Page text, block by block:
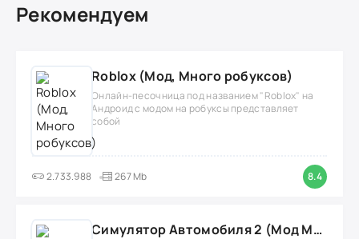
Рекомендуем
Roblox (Мод, Много робуксов)
Онлайн-песочница под названием "Roblox" на
Андроид с модом на робуксы представляет
собой
2.733.988 267 Mb 8.4
Симулятор Автомобиля 2 (Мод Много денег/Всё открыто)